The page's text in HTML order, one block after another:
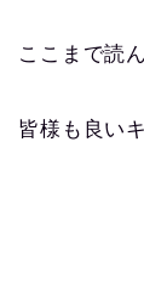
ここまで読
皆様も良い